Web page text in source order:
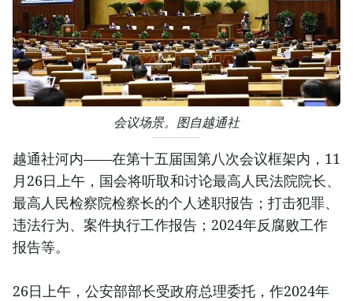
会议场景。图自越通社
越通社河内——在第十五届国第八次会议框架内，11
月26日上午，国会将听取和讨论最高人民法院院长、
最高人民检察院检察长的个人述职报告；打击犯罪、
违法行为、案件执行工作报告；2024年反腐败工作
报告等。
26日上午，公安部部长受政府总理委托，作2024年